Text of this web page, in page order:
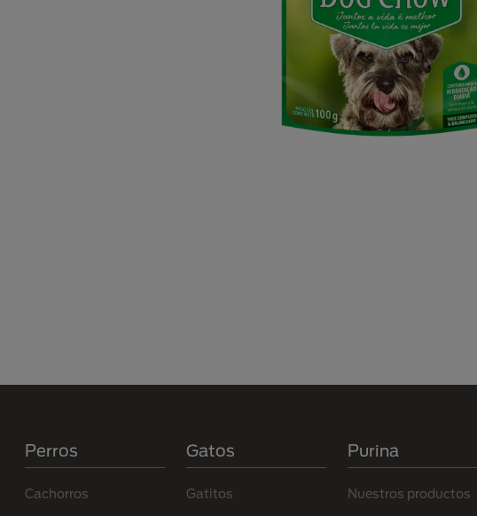
Perros
Cachorros
Gatos
Gatitos
Purina
Nuestros productos